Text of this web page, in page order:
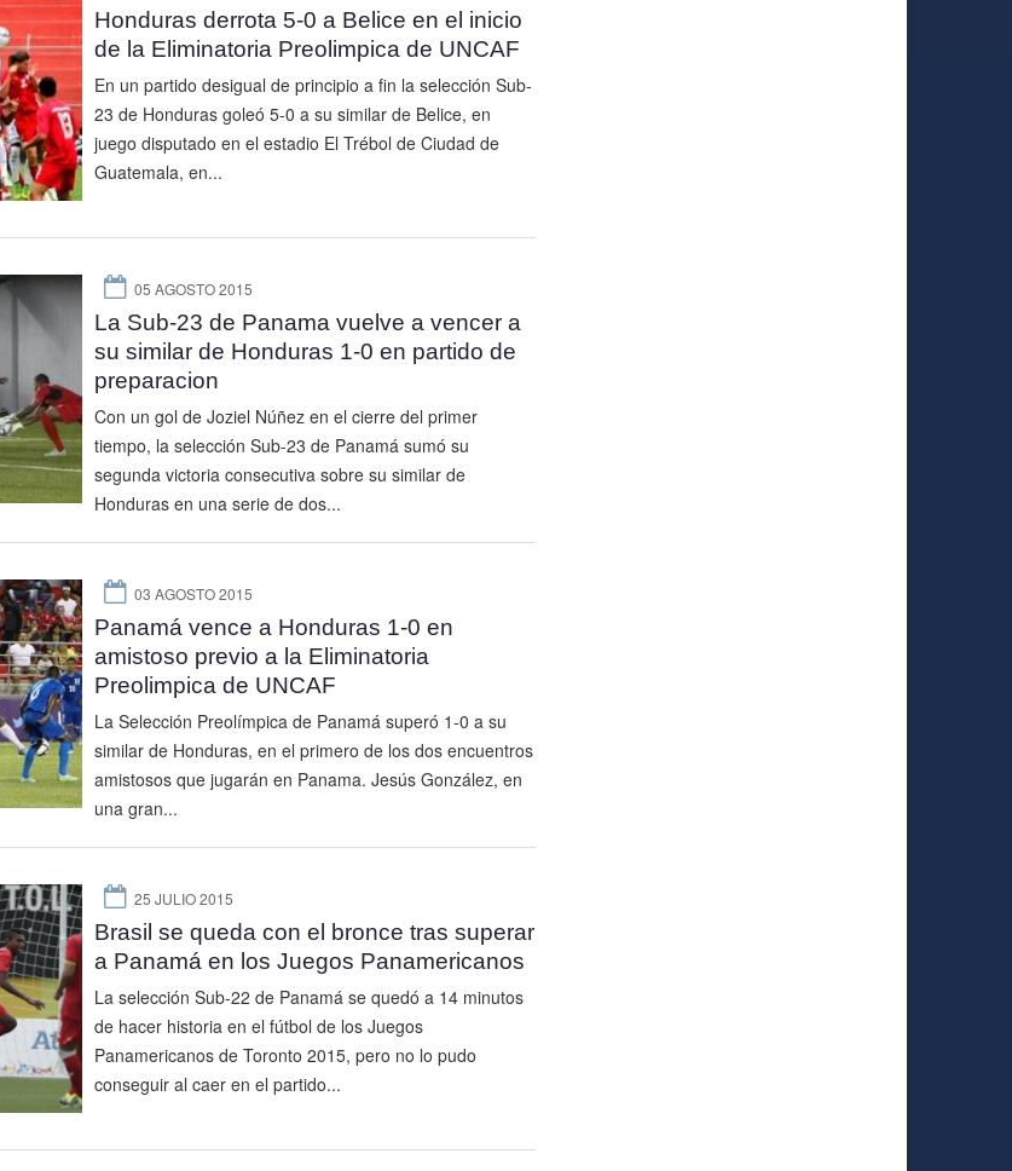
Honduras derrota 5-0 a Belice en el inicio
de la Eliminatoria Preolimpica de UNCAF
En un partido desigual de principio a fin la selección Sub-
23 de Honduras goleó 5-0 a su similar de Belice, en
juego disputado en el estadio El Trébol de Ciudad de
Guatemala, en...
05 AGOSTO 2015
La Sub-23 de Panama vuelve a vencer a
su similar de Honduras 1-0 en partido de
preparacion
Con un gol de Joziel Núñez en el cierre del primer
tiempo, la selección Sub-23 de Panamá sumó su
segunda victoria consecutiva sobre su similar de
Honduras en una serie de dos...
03 AGOSTO 2015
Panamá vence a Honduras 1-0 en
amistoso previo a la Eliminatoria
Preolimpica de UNCAF
La Selección Preolímpica de Panamá superó 1-0 a su
similar de Honduras, en el primero de los dos encuentros
amistosos que jugarán en Panama. Jesús González, en
una gran...
25 JULIO 2015
Brasil se queda con el bronce tras superar
a Panamá en los Juegos Panamericanos
La selección Sub-22 de Panamá se quedó a 14 minutos
de hacer historia en el fútbol de los Juegos
Panamericanos de Toronto 2015, pero no lo pudo
conseguir al caer en el partido...